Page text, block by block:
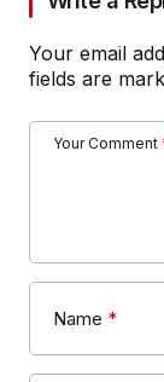
Your email
fields are
Your Comment
Name *